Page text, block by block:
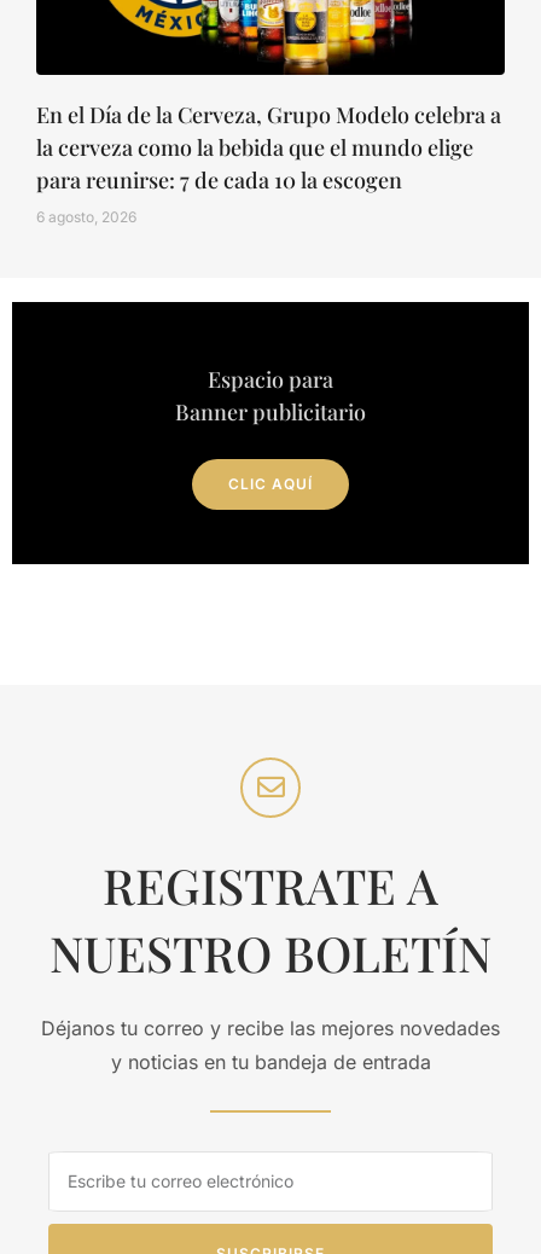
En el Día de la Cerveza, Grupo Modelo celebra a
la cerveza como la bebida que el mundo elige
para reunirse: 7 de cada 10 la escogen
6 agosto, 2026
Espacio para
Banner publicitario
CLIC AQUÍ
REGISTRATE A
NUESTRO BOLETÍN
Déjanos tu correo y recibe las mejores novedades
y noticias en tu bandeja de entrada